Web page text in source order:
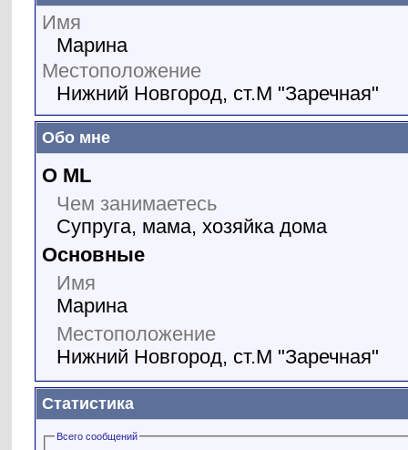
Имя
Марина
Местоположение
Нижний Новгород, ст.М "Заречная"
Обо мне
О ML
Чем занимаетесь
Супруга, мама, хозяйка дома
Основные
Имя
Марина
Местоположение
Нижний Новгород, ст.М "Заречная"
Статистика
Всего сообщений